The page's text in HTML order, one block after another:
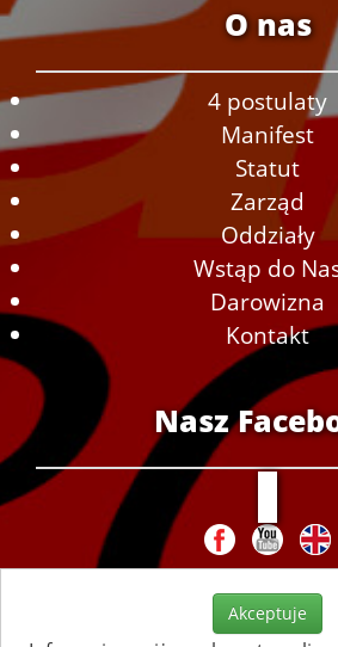
O nas
4 postulaty
Manifest
Statut
Zarząd
Oddziały
Wstąp do
Darowizna
Kontakt
Nasz
Akceptuje